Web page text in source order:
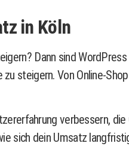
in Köln
Dann sind
steigern. Von Online-
verbessern,
sich dein Umsatz